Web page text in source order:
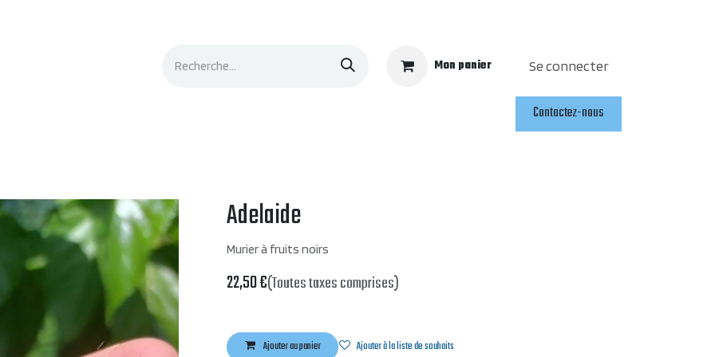
Mon panier Se connecter
Contactez-nous
Adelaide
Murier à fruits noirs
22,50€(Toutes taxes comprises)
Ajouter au panier Ajouter à la liste de souhaits